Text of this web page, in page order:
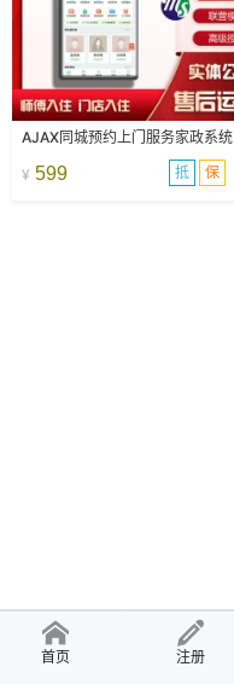
AJAX同城预约上门服务家政系统
¥ 599 抵 保
首页 注册